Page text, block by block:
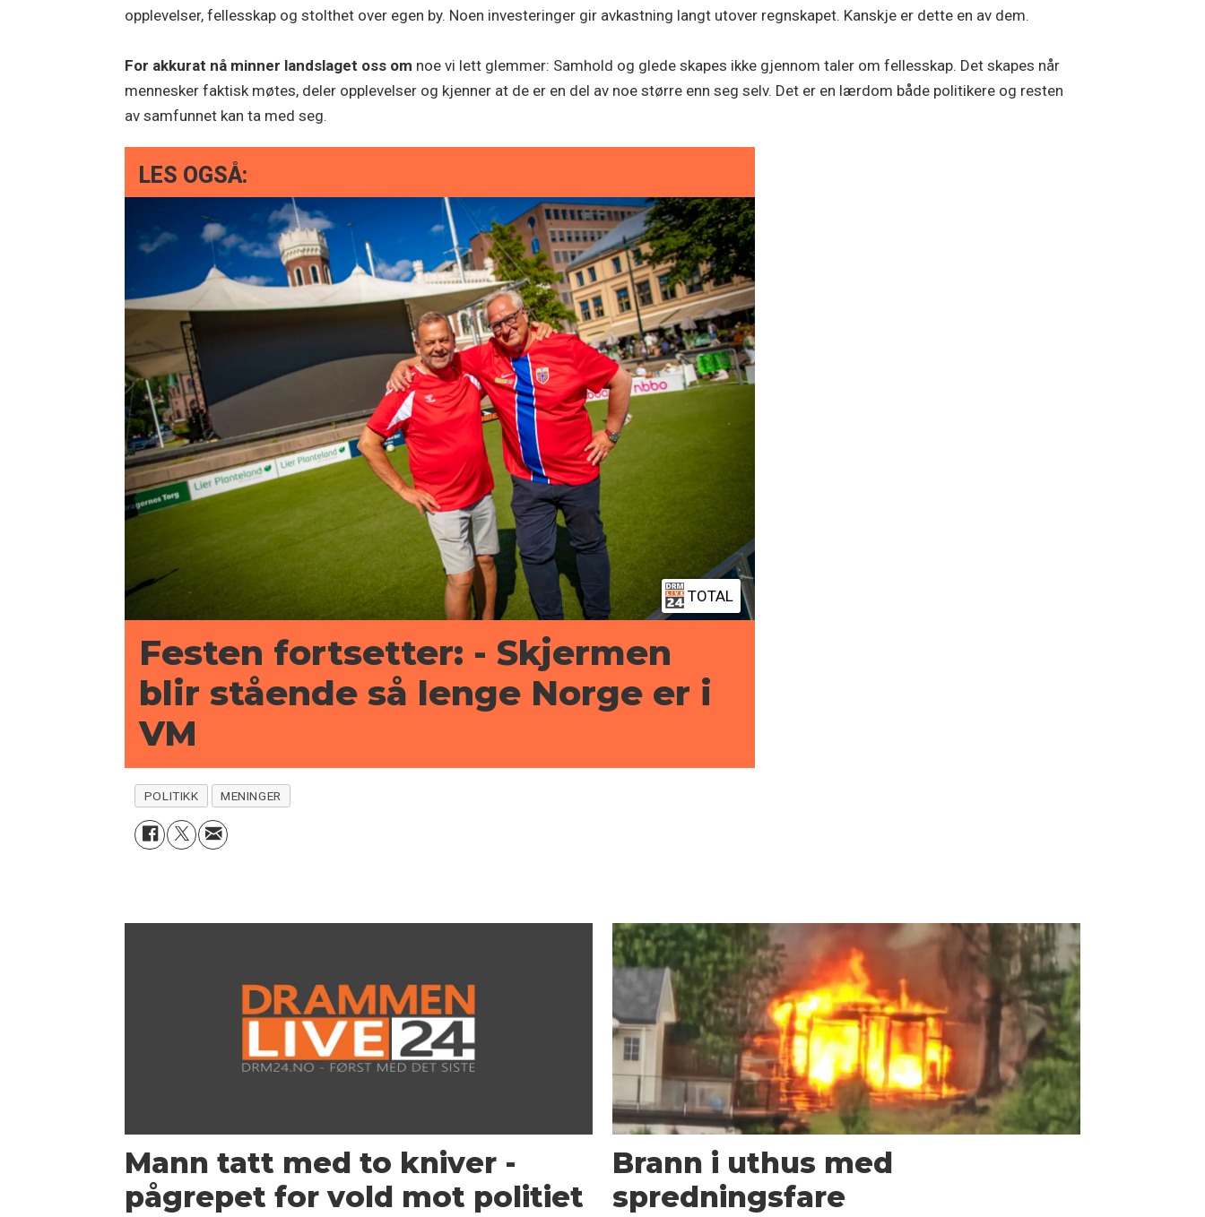
opplevelser, fellesskap og stolthet over egen by. Noen investeringer gir avkastning langt utover regnskapet. Kanskje er dette en av dem.
For akkurat nå minner landslaget oss om noe vi lett glemmer: Samhold og glede skapes ikke gjennom taler om fellesskap. Det skapes når
mennesker faktisk møtes, deler opplevelser og kjenner at de er en del av noe større enn seg selv. Det er en lærdom både politikere og resten
av samfunnet kan ta med seg.
LES OGSÅ:
TOTAL
Festen fortsetter: - Skjermen
blir stående så lenge Norge er i
VM
POLITIKK MENINGER
Mann tatt med to kniver -
pågrepet for vold mot politiet
Brann i uthus med
spredningsfare